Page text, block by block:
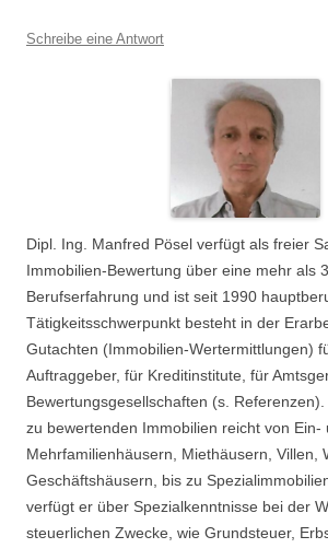
Schreibe eine Antwort
Dipl. Ing. Manfred Pösel verfügt als freier
Immobilien-Bewertung über eine mehr als
Berufserfahrung und ist seit 1990
Tätigkeitsschwerpunkt besteht in der
Gutachten (Immobilien-Wertermittlungen)
Auftraggeber, für Kreditinstitute, für
Bewertungsgesellschaften (s.
zu bewertenden Immobilien reicht von Ein-
Mehrfamilienhäusern, Miethäusern, Villen,
Geschäftshäusern, bis zu
verfügt er über Spezialkenntnisse bei der
steuerlichen Zwecke, wie Grundsteuer,